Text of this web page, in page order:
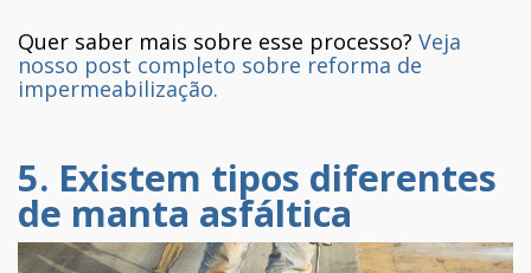
Quer saber mais sobre esse processo? Veja
nosso post completo sobre reforma de
impermeabilização.
5. Existem tipos diferentes
de manta asfáltica